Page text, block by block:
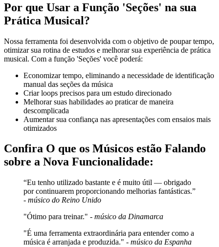
Por que Usar a Função 'Seções' na sua
Prática Musical?
Nossa ferramenta foi desenvolvida com o objetivo de poupar tempo,
otimizar sua rotina de estudos e melhorar sua experiência de prática
musical. Com a função 'Seções' você poderá:
Economizar tempo, eliminando a necessidade de identificação
manual das seções da música
Criar loops precisos para um estudo direcionado
Melhorar suas habilidades ao praticar de maneira
descomplicada
Aumentar sua confiança nas apresentações com ensaios mais
otimizados
Confira O que os Músicos estão Falando
sobre a Nova Funcionalidade:
“Eu tenho utilizado bastante e é muito útil — obrigado
por continuarem proporcionando melhorias fantásticas.”
- músico do Reino Unido
"Ótimo para treinar." - músico da Dinamarca
"É uma ferramenta extraordinária para entender como a
música é arranjada e produzida." - músico da Espanha